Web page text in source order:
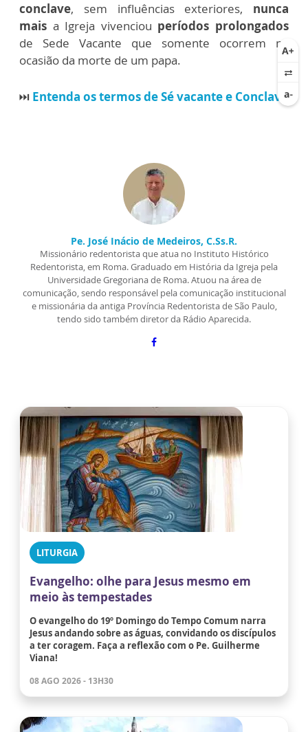
conclave, sem influências exteriores, nunca
mais a Igreja vivenciou períodos prolongados
de Sede Vacante que somente ocorrem na
ocasião da morte de um papa.
⏭ Entenda os termos de Sé vacante e Conclave
Pe. José Inácio de Medeiros, C.Ss.R.
Missionário redentorista que atua no Instituto Histórico
Redentorista, em Roma. Graduado em História da Igreja pela
Universidade Gregoriana de Roma. Atuou na área de
comunicação, sendo responsável pela comunicação institucional
e missionária da antiga Província Redentorista de São Paulo,
tendo sido também diretor da Rádio Aparecida.
LITURGIA
Evangelho: olhe para Jesus mesmo em
meio às tempestades
O evangelho do 19º Domingo do Tempo Comum narra
Jesus andando sobre as águas, convidando os discípulos
a ter coragem. Faça a reflexão com o Pe. Guilherme
Viana!
08 AGO 2026 - 13H30